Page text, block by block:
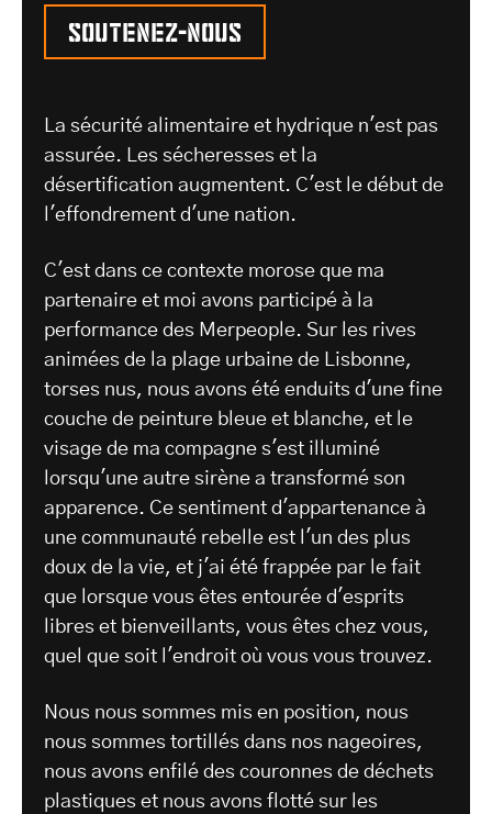
Soutenez-nous
La sécurité alimentaire et hydrique n'est pas
assurée. Les sécheresses et la
désertification augmentent. C'est le début de
l'effondrement d'une nation.
C'est dans ce contexte morose que ma
partenaire et moi avons participé à la
performance des Merpeople. Sur les rives
animées de la plage urbaine de Lisbonne,
torses nus, nous avons été enduits d'une fine
couche de peinture bleue et blanche, et le
visage de ma compagne s'est illuminé
lorsqu'une autre sirène a transformé son
apparence. Ce sentiment d'appartenance à
une communauté rebelle est l'un des plus
doux de la vie, et j'ai été frappée par le fait
que lorsque vous êtes entourée d'esprits
libres et bienveillants, vous êtes chez vous,
quel que soit l'endroit où vous vous trouvez.
Nous nous sommes mis en position, nous
nous sommes tortillés dans nos nageoires,
nous avons enfilé des couronnes de déchets
plastiques et nous avons flotté sur les